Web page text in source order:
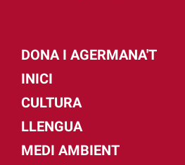
DONA I AGERMANA'T
INICI
CULTURA
LLENGUA
MEDI AMBIENT